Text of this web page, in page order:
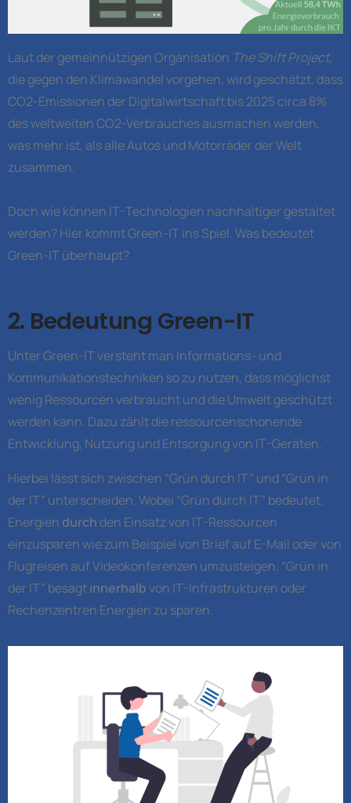
Laut der gemeinnützigen Organisation The Shift Project,
die gegen den Klimawandel vorgehen, wird geschätzt, dass
CO2-Emissionen der Digitalwirtschaft bis 2025 circa 8%
des weltweiten CO2-Verbrauches ausmachen werden,
was mehr ist, als alle Autos und Motorräder der Welt
zusammen.
Doch wie können IT-Technologien nachhaltiger gestaltet
werden? Hier kommt Green-IT ins Spiel. Was bedeutet
Green-IT überhaupt?
2. Bedeutung Green-IT
Unter Green-IT versteht man Informations- und
Kommunikationstechniken so zu nutzen, dass möglichst
wenig Ressourcen verbraucht und die Umwelt geschützt
werden kann. Dazu zählt die ressourcenschonende
Entwicklung, Nutzung und Entsorgung von IT-Geräten.
Hierbei lässt sich zwischen “Grün durch IT” und “Grün in
der IT” unterscheiden. Wobei “Grün durch IT” bedeutet,
Energien durch den Einsatz von IT-Ressourcen
einzusparen wie zum Beispiel von Brief auf E-Mail oder von
Flugreisen auf Videokonferenzen umzusteigen. “Grün in
der IT” besagtinnerhalb von IT-Infrastrukturen oder
Rechenzentren Energien zu sparen.